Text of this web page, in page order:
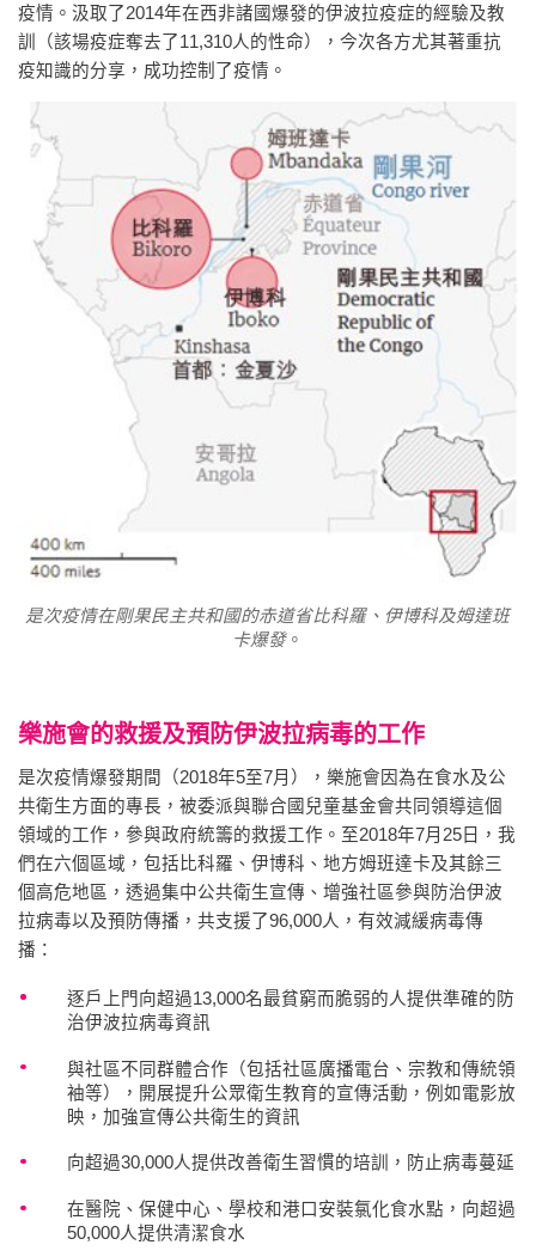
疫情。汲取了2014年在西非諸國爆發的伊波拉疫症的經驗及教
訓（該場疫症奪去了11,310人的性命），今次各方尤其著重抗
疫知識的分享，成功控制了疫情。
是次疫情在剛果民主共和國的赤道省比科羅、伊博科及姆達班
卡爆發。
樂施會的救援及預防伊波拉病毒的工作
是次疫情爆發期間（2018年5至7月），樂施會因為在食水及公
共衛生方面的專長，被委派與聯合國兒童基金會共同領導這個
領域的工作，參與政府統籌的救援工作。至2018年7月25日，我
們在六個區域，包括比科羅、伊博科、地方姆班達卡及其餘三
個高危地區，透過集中公共衛生宣傳、增強社區參與防治伊波
拉病毒以及預防傳播，共支援了96,000人，有效減緩病毒傳
播：
逐戶上門向超過13,000名最貧窮而脆弱的人提供準確的防
治伊波拉病毒資訊
與社區不同群體合作（包括社區廣播電台、宗教和傳統領
袖等），開展提升公眾衛生教育的宣傳活動，例如電影放
映，加強宣傳公共衛生的資訊
向超過30,000人提供改善衛生習慣的培訓，防止病毒蔓延
在醫院、保健中心、學校和港口安裝氯化食水點，向超過
50,000人提供清潔食水